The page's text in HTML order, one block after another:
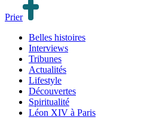
Prier
Belles histoires
Interviews
Tribunes
Actualités
Lifestyle
Découvertes
Spiritualité
Léon XIV à Paris